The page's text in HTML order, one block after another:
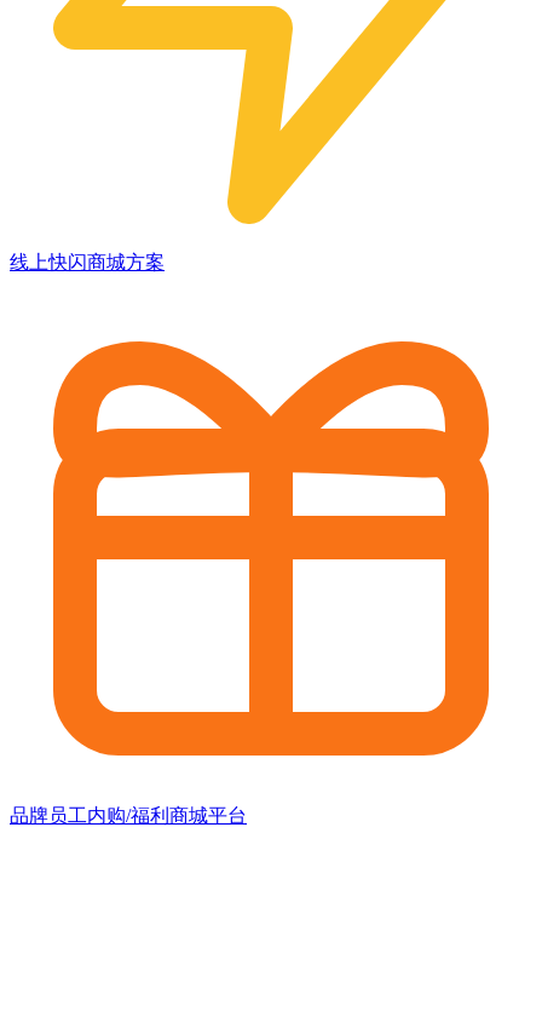
线上快闪商城方案
品牌员工内购/福利商城平台